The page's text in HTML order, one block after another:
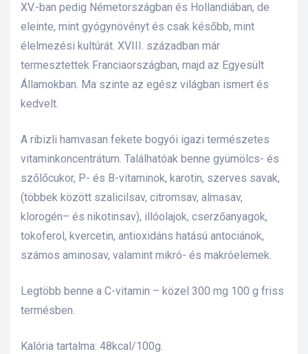
XV.-ban pedig Németországban és Hollandiában, de
eleinte, mint gyógynövényt és csak később, mint
élelmezési kultúrát. XVIII. században már
termesztettek Franciaországban, majd az Egyesült
Államokban. Ma szinte az egész világban ismert és
kedvelt.
A ribizli hamvasan fekete bogyói igazi természetes
vitaminkoncentrátum. Találhatóak benne gyümölcs- és
szőlőcukor, P- és B-vitaminok, karotin, szerves savak,
(többek között szalicilsav, citromsav, almasav,
klorogén– és nikotinsav), illóolajok, cserzőanyagok,
tokoferol, kvercetin, antioxidáns hatású antociánok,
számos aminosav, valamint mikró- és makróelemek.
Legtöbb benne a C-vitamin – közel 300 mg 100 g friss
termésben.
Kalória tartalma: 48kcal/100g.
ml